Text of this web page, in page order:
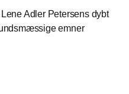
Adler Petersens dybt
emner